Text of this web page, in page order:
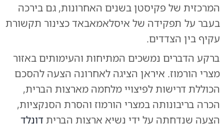
המרכזית של פקיסטן בשנים האחרונות, גם בירכה
בעבר על תפקידה של איסלאמאבאד כצינור תקשורת
עקיף בין הצדדים.
ברקע הדברים נמשכים המתיחות והעימותים באזור
מצרי הורמוז. איראן הציגה לאחרונה הצעה להסכם
הכוללת דרישות לפיצויי מלחמה מארצות הברית,
הכרה בריבונותה במצרי הורמוז והסרת הסנקציות,
הצעה שנדחתה על ידי נשיא ארצות הבריתדונלד